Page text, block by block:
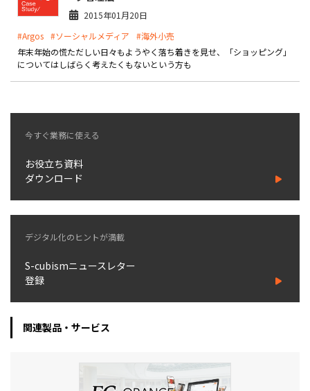
インフラ環境・サポート
費用
製品
マルチテナント、マルチブランドなど
通販受注対応
スクラッチ開発
ライセンス契約
補助金活用支援
2015年01月20日
#Argos #ソーシャルメディア
#海外小売
年末年始の慌ただしい日々もようやく落ち着きを見せ、「ショッピング」
についてはしばらく考えたくもないという方も
今すぐ業務に使える
お役立ち資料
ダウンロード
デジタル化のヒントが満載
S-cubismニュースレター
登録
関連製品・サービス